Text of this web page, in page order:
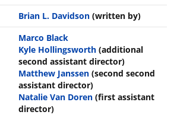
Brian L. Davidson (written by)
Marco Black
Kyle Hollingsworth (additional
second assistant director)
Matthew Janssen (second second
assistant director)
Natalie Van Doren (first assistant
director)